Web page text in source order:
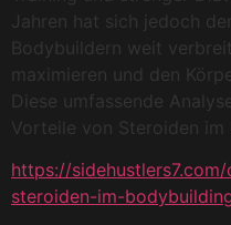
Jahren hat sich jedoch
Bodybuildern weit
maximieren und den
Diese umfassende
Vorteile von Steroiden im
https://
steroiden-im-